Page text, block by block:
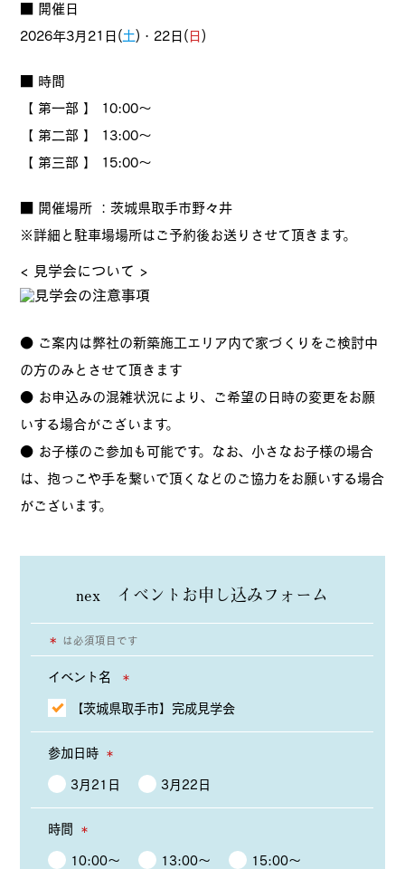
■ 開催日
2026年3月21日( 土)・22日( 日 )
■ 時間
【 第一部 】 10:00～
【 第二部 】 13:00～
【 第三部 】 15:00～
■ 開催場所 ：茨城県取手市野々井
※詳細と駐車場場所はご予約後お送りさせて頂きます。
< 見学会について >
● ご案内は弊社の新築施工エリア内で家づくりをご検討中
の方のみとさせて頂きます
● お申込みの混雑状況により、ご希望の日時の変更をお願
いする場合がございます。
● お子様のご参加も可能です。なお、小さなお子様の場合
は、抱っこや手を繋いで頂くなどのご協力をお願いする場合
がございます。
nex イベントお申し込みフォーム
＊ は必須項目です
イベント名 ＊
【茨城県取手市】完成見学会
参加日時 ＊
3月21日 3月22日
時間 ＊
10:00〜 13:00〜 15:00〜